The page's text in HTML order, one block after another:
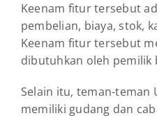
Keenam fitur tersebut
pembelian, biaya, stok,
Keenam fitur tersebut
dibutuhkan oleh pemilik
Selain itu, teman-teman
memiliki gudang dan